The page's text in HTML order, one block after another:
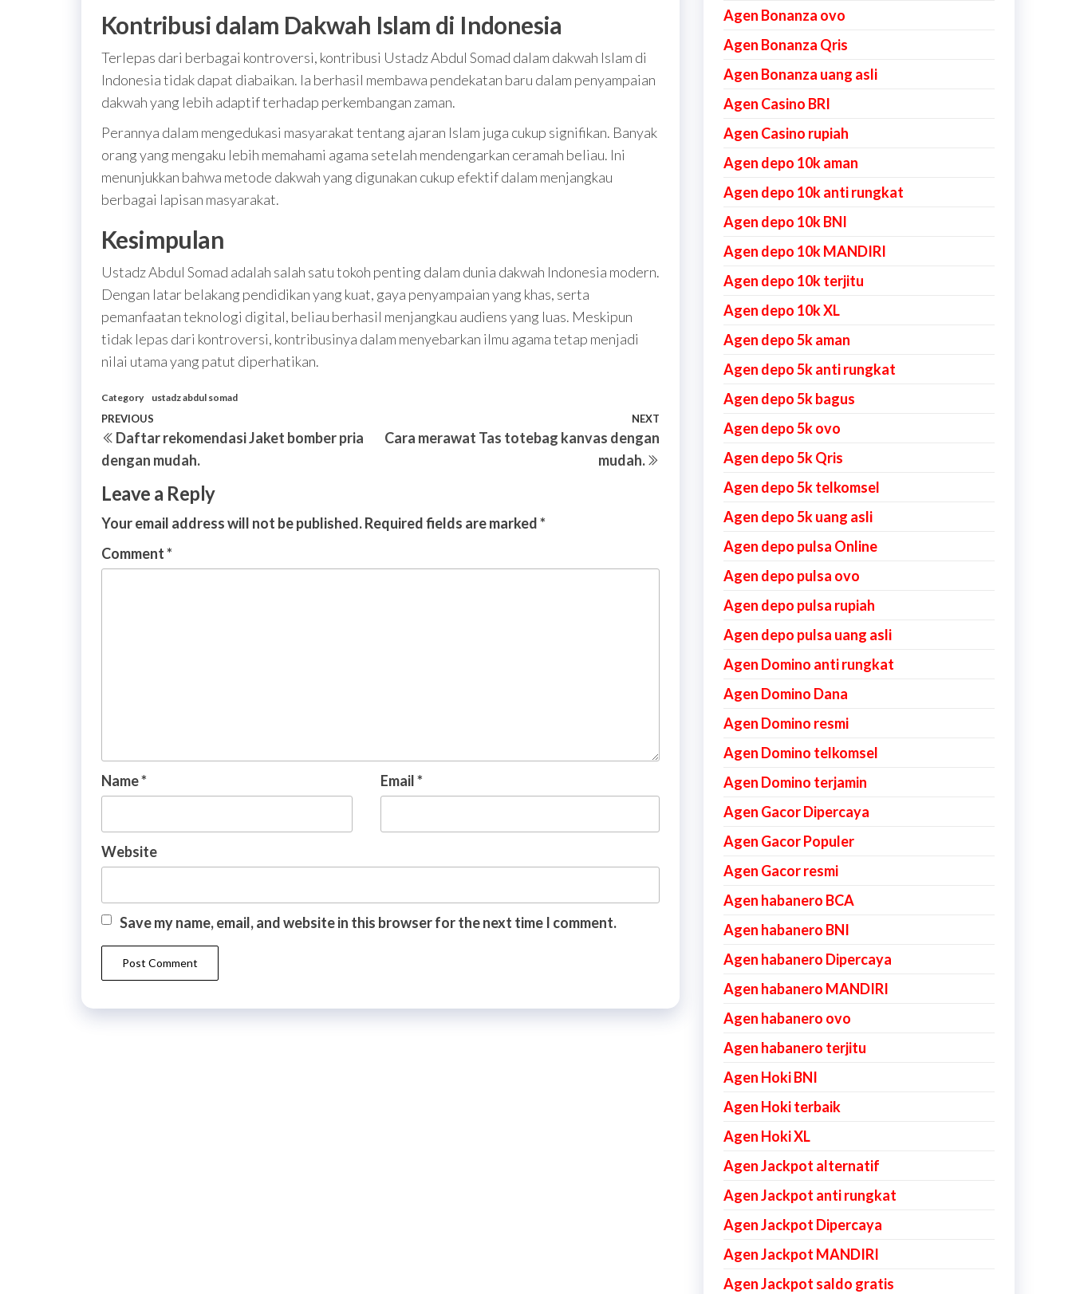
Kontribusi dalam Dakwah Islam di Indonesia
Terlepas dari berbagai kontroversi, kontribusi Ustadz Abdul Somad dalam dakwah Islam di
Indonesia tidak dapat diabaikan. Ia berhasil membawa pendekatan baru dalam penyampaian
dakwah yang lebih adaptif terhadap perkembangan zaman.
Perannya dalam mengedukasi masyarakat tentang ajaran Islam juga cukup signifikan. Banyak
orang yang mengaku lebih memahami agama setelah mendengarkan ceramah beliau. Ini
menunjukkan bahwa metode dakwah yang digunakan cukup efektif dalam menjangkau
berbagai lapisan masyarakat.
Kesimpulan
Ustadz Abdul Somad adalah salah satu tokoh penting dalam dunia dakwah Indonesia modern.
Dengan latar belakang pendidikan yang kuat, gaya penyampaian yang khas, serta
pemanfaatan teknologi digital, beliau berhasil menjangkau audiens yang luas. Meskipun
tidak lepas dari kontroversi, kontribusinya dalam menyebarkan ilmu agama tetap menjadi
nilai utama yang patut diperhatikan.
Category ustadz abdul somad
Post
navigation
Previous
Post
PREVIOUS
Daftar rekomendasi Jaket bomber pria
dengan mudah.
NEXT
Cara merawat Tas totebag kanvas dengan
mudah.
Leave a Reply
Your email address will not be published.Required fields are marked*
Comment*
Name* Email*
Website
Save my name, email, and website in this browser for the next time I comment.
Agen Bonanza ovo
Agen Bonanza Qris
Agen Bonanza uang asli
Agen Casino BRI
Agen Casino rupiah
Agen depo 10k aman
Agen depo 10k anti rungkat
Agen depo 10k BNI
Agen depo 10k MANDIRI
Agen depo 10k terjitu
Agen depo 10k XL
Agen depo 5k aman
Agen depo 5k anti rungkat
Agen depo 5k bagus
Agen depo 5k ovo
Agen depo 5k Qris
Agen depo 5k telkomsel
Agen depo 5k uang asli
Agen depo pulsa Online
Agen depo pulsa ovo
Agen depo pulsa rupiah
Agen depo pulsa uang asli
Agen Domino anti rungkat
Agen Domino Dana
Agen Domino resmi
Agen Domino telkomsel
Agen Domino terjamin
Agen Gacor Dipercaya
Agen Gacor Populer
Agen Gacor resmi
Agen habanero BCA
Agen habanero BNI
Agen habanero Dipercaya
Agen habanero MANDIRI
Agen habanero ovo
Agen habanero terjitu
Agen Hoki BNI
Agen Hoki terbaik
Agen Hoki XL
Agen Jackpot alternatif
Agen Jackpot anti rungkat
Agen Jackpot Dipercaya
Agen Jackpot MANDIRI
Agen Jackpot saldo gratis